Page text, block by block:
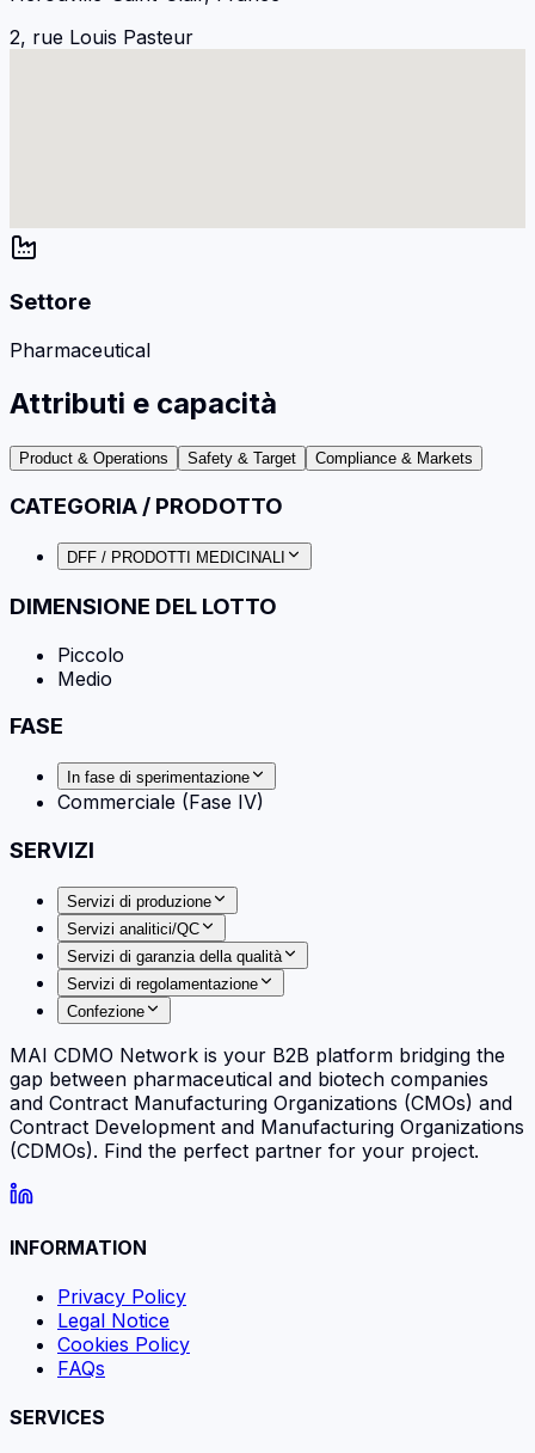
2, rue Louis Pasteur
Settore
Pharmaceutical
Attributi e capacità
Product & Operations Safety & Target Compliance & Markets
CATEGORIA / PRODOTTO
DFF / PRODOTTI MEDICINALI
DIMENSIONE DEL LOTTO
Piccolo
Medio
FASE
In fase di sperimentazione
Commerciale (Fase IV)
SERVIZI
Servizi di produzione
Servizi analitici/QC
Servizi di garanzia della qualità
Servizi di regolamentazione
Confezione
MAI CDMO Network is your B2B platform bridging the
gap between pharmaceutical and biotech companies
and Contract Manufacturing Organizations (CMOs) and
Contract Development and Manufacturing Organizations
(CDMOs). Find the perfect partner for your project.
INFORMATION
Privacy Policy
Legal Notice
Cookies Policy
FAQs
SERVICES